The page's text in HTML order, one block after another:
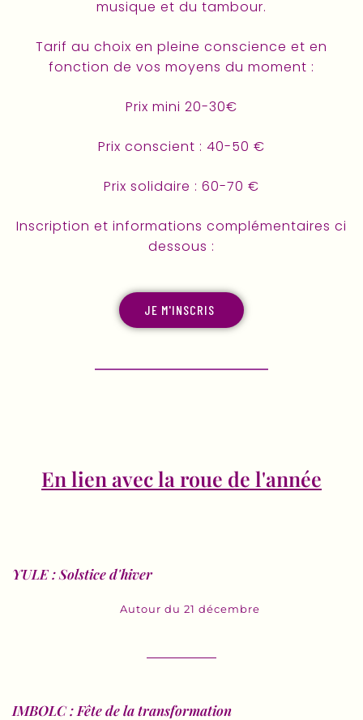
musique et du tambour.
Tarif au choix en pleine conscience et en
fonction de vos moyens du moment :
Prix mini 20-30€
Prix conscient : 40-50 €
Prix solidaire : 60-70 €
Inscription et informations complémentaires ci
dessous :
JE M'INSCRIS
En lien avec la roue de l'année
YULE : Solstice d'hiver
Autour du 21 décembre
IMBOLC : Fête de la transformation